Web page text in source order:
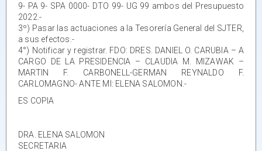
9- PA 9- SPA 0000- DTO 99- UG 99 ambos del Presupuesto
2022.-
3º) Pasar las actuaciones a la Tesorería General del SJTER,
a sus efectos.-
4°) Notificar y registrar. FDO: DRES. DANIEL O. CARUBIA – A
CARGO DE LA PRESIDENCIA – CLAUDIA M. MIZAWAK –
MARTIN F. CARBONELL-GERMAN REYNALDO F.
CARLOMAGNO- ANTE MI: ELENA SALOMON.-
ES COPIA
DRA. ELENA SALOMON
SECRETARIA